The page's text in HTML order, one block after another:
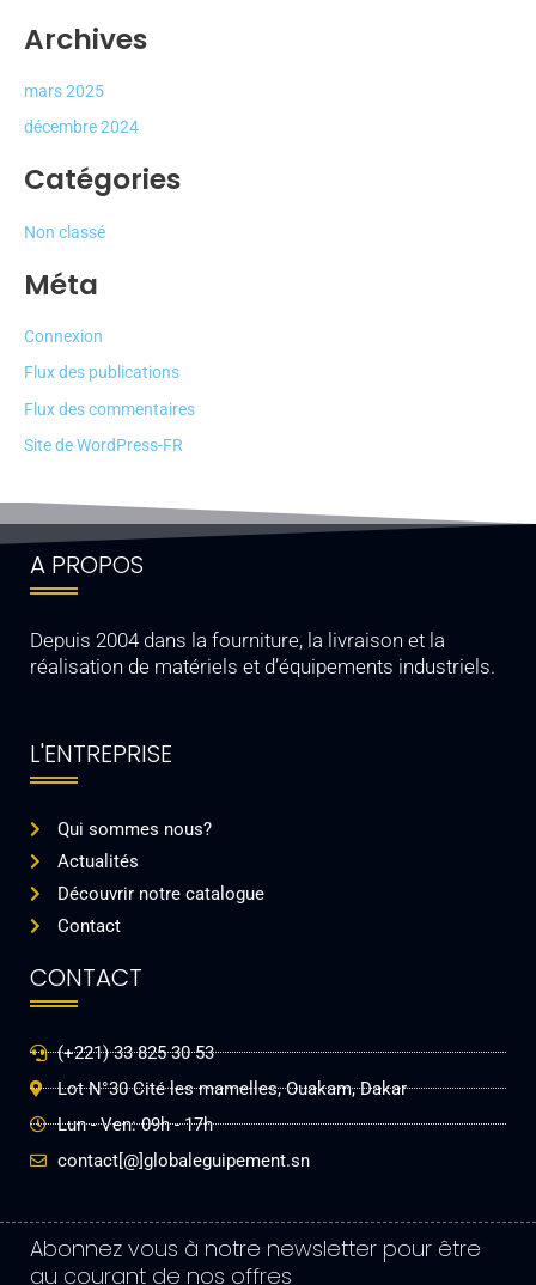
Archives
mars 2025
décembre 2024
Catégories
Non classé
Méta
Connexion
Flux des publications
Flux des commentaires
Site de WordPress-FR
A PROPOS
Depuis 2004 dans la fourniture, la livraison et la
réalisation de matériels et d’équipements industriels.
L'ENTREPRISE
Qui sommes nous?
Actualités
Découvrir notre catalogue
Contact
CONTACT
(+221) 33 825 30 53
Lot N°30 Cité les mamelles, Ouakam, Dakar
Lun - Ven: 09h - 17h
contact[@]globaleguipement.sn
Abonnez vous à notre newsletter pour être
au courant de nos offres